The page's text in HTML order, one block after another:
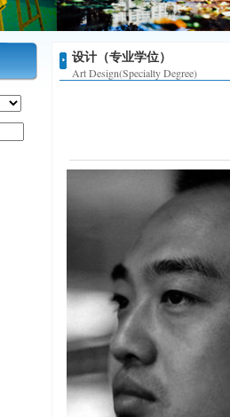
设计（专业学位）
Art Design(Specialty Degree)